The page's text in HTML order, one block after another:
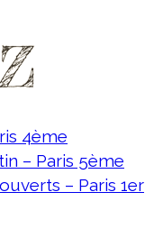
4ème
– Paris 5ème
– Paris 1er